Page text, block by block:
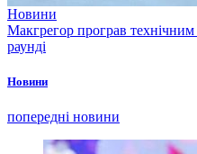
Новини
Макгрегор програв
раунді
Новини
попередні новини